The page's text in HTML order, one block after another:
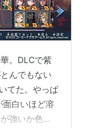
。DLCで紫
んでもない
てた。やっぱ
面白いほど溶
強いか色々